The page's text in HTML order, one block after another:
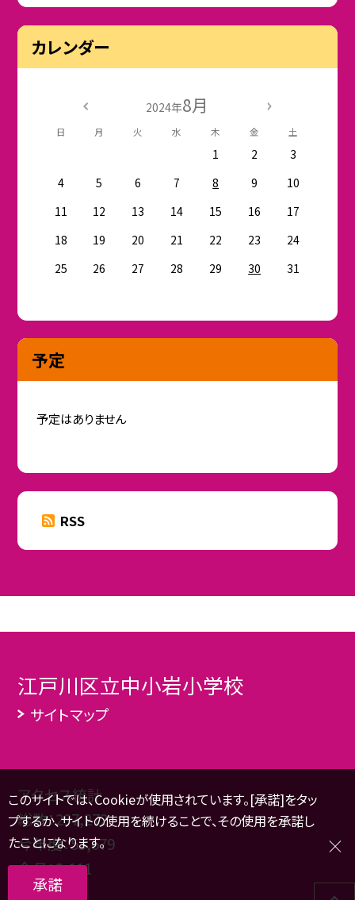
カレンダー
2024年8月
日 月 火 水 木 金 土
1 2
3
4
5 6 7 8 9
10
11
12 13 14 15 16
17
18
19 20 21 22 23
24
25
26 27 28 29 30 31
予定
予定はありません
RSS
江戸川区立中小岩小学校
サイトマップ
アクセス統計
総数：297,272
今年度：53,679
今月：2,111
本日：239
このサイトでは、Cookieが使用されています。[承諾]をタッ
プするか、サイトの使用を続けることで、その使用を承諾し
たことになります。
承諾